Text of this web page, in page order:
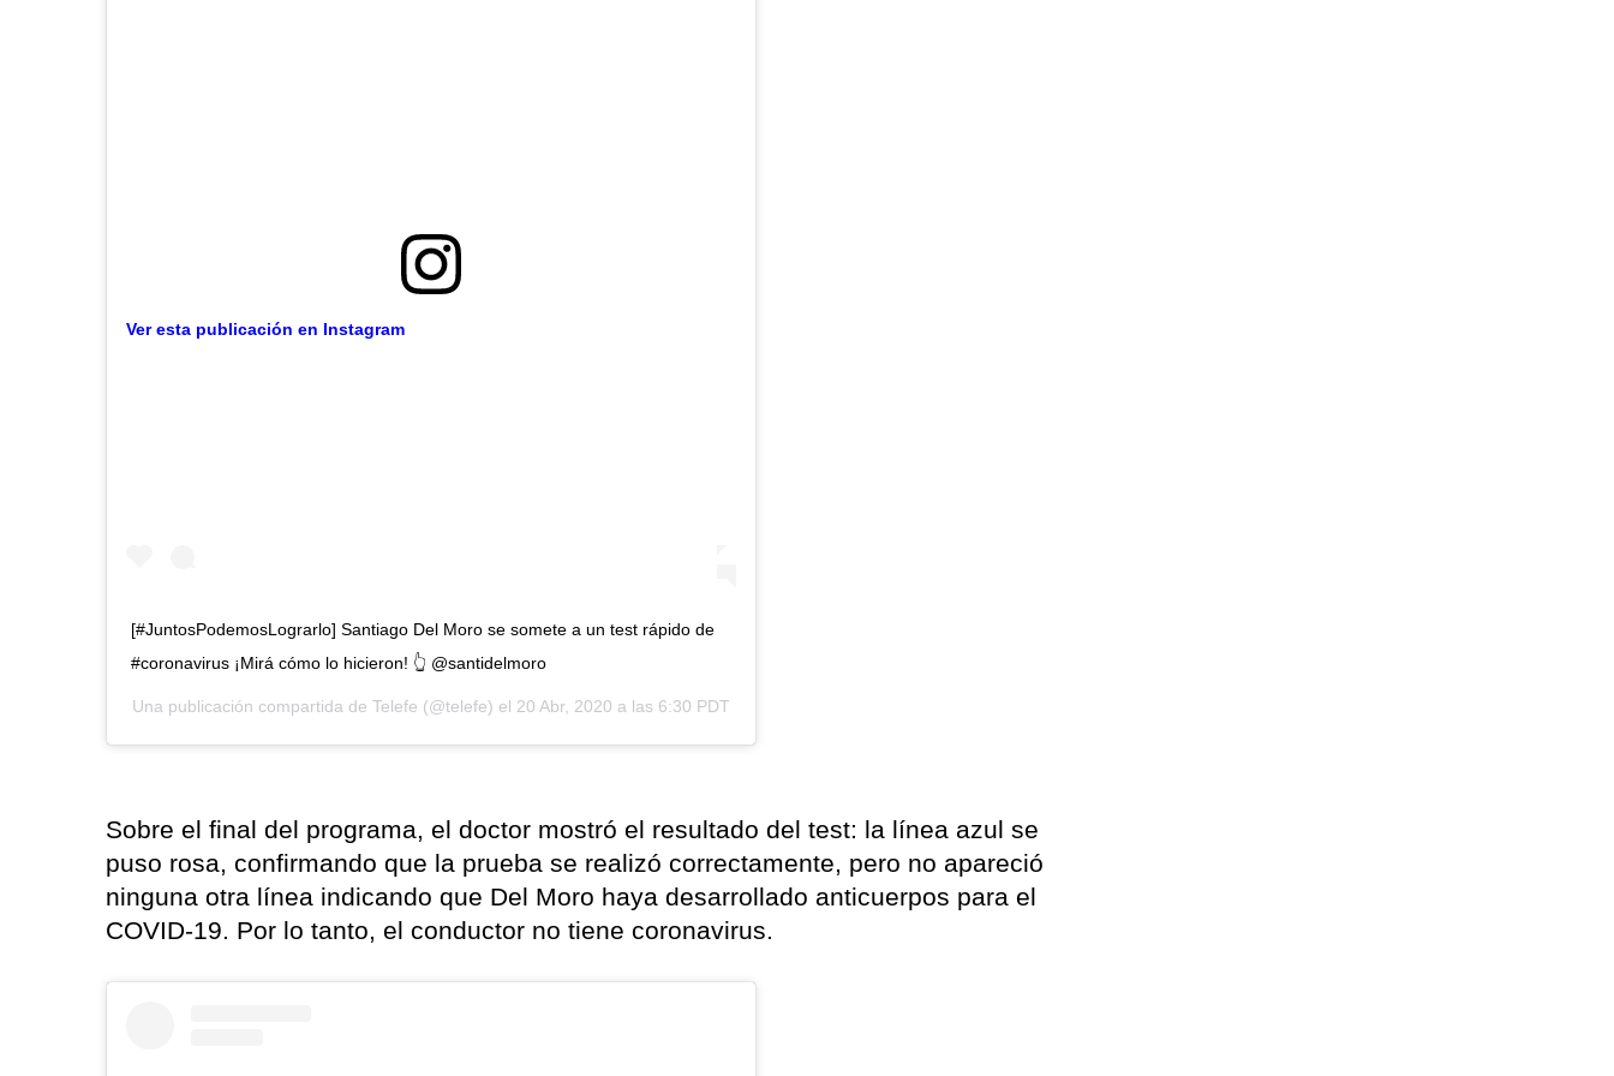
Ver esta publicación en Instagram
[#JuntosPodemosLograrlo] Santiago Del Moro se somete a un test rápido de
#coronavirus ¡Mirá cómo lo hicieron! 👆 @santidelmoro
Una publicación compartida de Telefe (@telefe) el 20 Abr, 2020 a las 6:30 PDT
Sobre el final del programa, el doctor mostró el resultado del test: la línea azul se
puso rosa, confirmando que la prueba se realizó correctamente, pero no apareció
ninguna otra línea indicando que Del Moro haya desarrollado anticuerpos para el
COVID-19. Por lo tanto, el conductor no tiene coronavirus.